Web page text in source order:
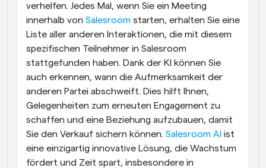
verhelfen. Jedes Mal, wenn Sie ein Meeting
innerhalb von Salesroom starten, erhalten Sie eine
Liste aller anderen Interaktionen, die mit diesem
spezifischen Teilnehmer in Salesroom
stattgefunden haben. Dank der KI können Sie
auch erkennen, wann die Aufmerksamkeit der
anderen Partei abschweift. Dies hilft Ihnen,
Gelegenheiten zum erneuten Engagement zu
schaffen und eine Beziehung aufzubauen, damit
Sie den Verkauf sichern können. Salesroom AI ist
eine einzigartig innovative Lösung, die Wachstum
fördert und Zeit spart, insbesondere in